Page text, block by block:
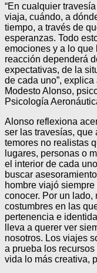
“En cualquier
viaja, cuándo, a
tiempo, a través de
esperanzas. Todo
emociones y a lo que
reacción dependerá
expectativas, de la
de cada uno”,
Modesto Alonso,
Psicología
Alonso reflexiona
ser las travesías, que
temores no realistas
lugares, personas o
el interior de cada
buscar
hombre viajó
conocer. Por un
costumbres en las
pertenencia e
lleva a querer ver
nosotros. Los viajes
a prueba los
vida lo más creativa,